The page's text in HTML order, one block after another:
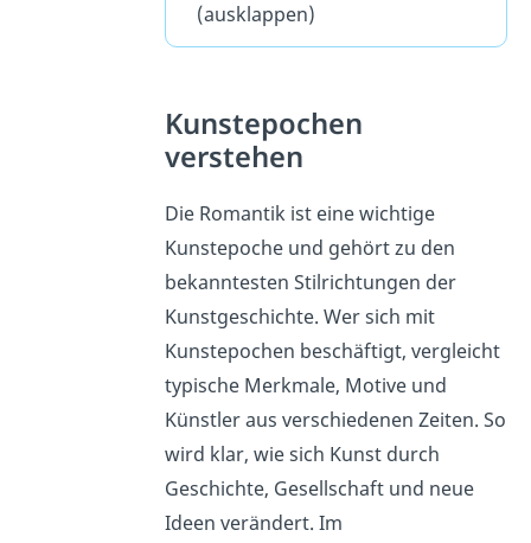
(ausklappen)
Kunstepochen
verstehen
Die Romantik ist eine wichtige
Kunstepoche und gehört zu den
bekanntesten Stilrichtungen der
Kunstgeschichte. Wer sich mit
Kunstepochen beschäftigt, vergleicht
typische Merkmale, Motive und
Künstler aus verschiedenen Zeiten. So
wird klar, wie sich Kunst durch
Geschichte, Gesellschaft und neue
Ideen verändert. Im